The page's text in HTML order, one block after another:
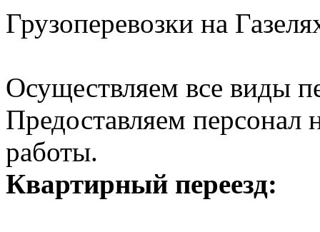
Грузоперевозки на
Осуществляем все виды
Предоставляем персонал
работы.
Квартирный переезд: